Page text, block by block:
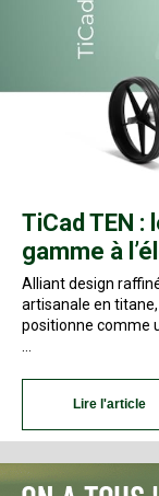
TiCad TEN
gamme à
Alliant design
artisanale en
positionne comme
Lire l'article